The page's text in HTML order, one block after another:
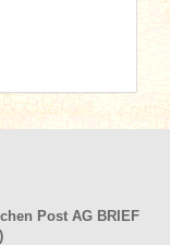
Post AG BRIEF